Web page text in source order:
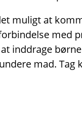
muligt at
med
inddrage
mad. Tag